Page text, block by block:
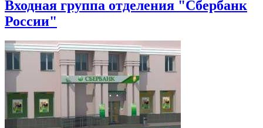
Входная группа отделения "Сбербанк
России"